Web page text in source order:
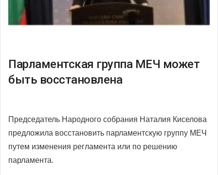
Парламентская группа МЕЧ может
быть восстановлена
Председатель Народного собрания Наталия Киселова
предложила восстановить парламентскую группу МЕЧ
путем изменения регламента или по решению
парламента.